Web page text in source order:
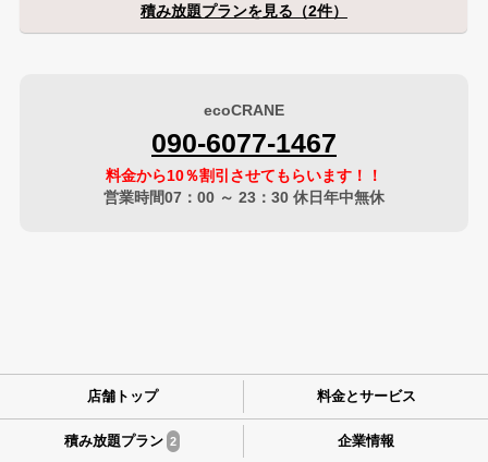
積み放題プランを見る（2件）
ecoCRANE
090-6077-1467
料金から10％割引させてもらいます！！
営業時間07：00 ～ 23：30 休日年中無休
店舗トップ 料金とサービス
積み放題プラン 2 企業情報